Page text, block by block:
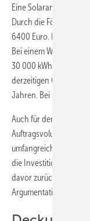
Eine Solaranlage zur
Durch die Förderung
6400 Euro. Die
Bei einem
30 000 kWh je Jahr
derzeitigen
Jahren. Bei
Auch für den
Auftragsvolumen und
umfangreicher aus als
die Investitionen keine
davor zurück. Hier
Argumentationsarbeit